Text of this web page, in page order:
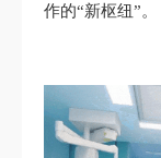
作的“新枢纽”。